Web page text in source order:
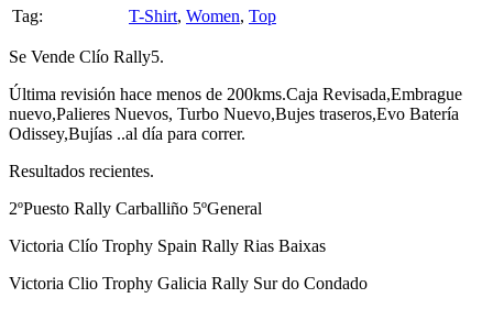
Tag:
T-Shirt, Women, Top
Se Vende Clío Rally5.
Última revisión hace menos de 200kms.Caja Revisada,Embrague
nuevo,Palieres Nuevos, Turbo Nuevo,Bujes traseros,Evo Batería
Odissey,Bujías ..al día para correr.
Resultados recientes.
2ºPuesto Rally Carballiño 5ºGeneral
Victoria Clío Trophy Spain Rally Rias Baixas
Victoria Clio Trophy Galicia Rally Sur do Condado